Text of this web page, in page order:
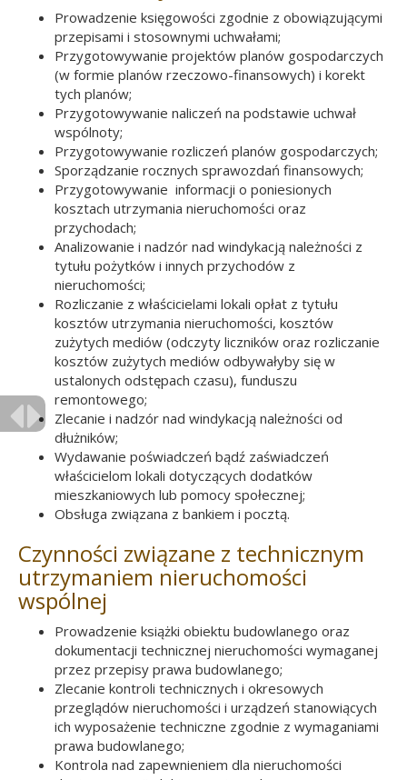
Toggle
Menu
Prowadzenie księgowości zgodnie z obowiązującymi
przepisami i stosownymi uchwałami;
Przygotowywanie projektów planów gospodarczych
(w formie planów rzeczowo-finansowych) i korekt
tych planów;
Przygotowywanie naliczeń na podstawie uchwał
wspólnoty;
Przygotowywanie rozliczeń planów gospodarczych;
Sporządzanie rocznych sprawozdań finansowych;
Przygotowywanie informacji o poniesionych
kosztach utrzymania nieruchomości oraz
przychodach;
Analizowanie i nadzór nad windykacją należności z
tytułu pożytków i innych przychodów z
nieruchomości;
Rozliczanie z właścicielami lokali opłat z tytułu
kosztów utrzymania nieruchomości, kosztów
zużytych mediów (odczyty liczników oraz rozliczanie
kosztów zużytych mediów odbywałyby się w
ustalonych odstępach czasu), funduszu
remontowego;
Zlecanie i nadzór nad windykacją należności od
dłużników;
Wydawanie poświadczeń bądź zaświadczeń
właścicielom lokali dotyczących dodatków
mieszkaniowych lub pomocy społecznej;
Obsługa związana z bankiem i pocztą.
Czynności związane z technicznym
utrzymaniem nieruchomości
wspólnej
Prowadzenie książki obiektu budowlanego oraz
dokumentacji technicznej nieruchomości wymaganej
przez przepisy prawa budowlanego;
Zlecanie kontroli technicznych i okresowych
przeglądów nieruchomości i urządzeń stanowiących
ich wyposażenie techniczne zgodnie z wymaganiami
prawa budowlanego;
Kontrola nad zapewnieniem dla nieruchomości